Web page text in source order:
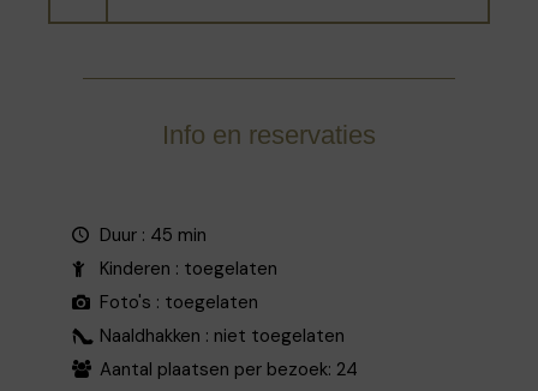
Info en reservaties
Duur : 45 min
Kinderen : toegelaten
Foto's : toegelaten
Naaldhakken : niet toegelaten
Aantal plaatsen per bezoek: 24